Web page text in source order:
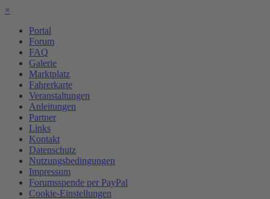
×
Portal
Forum
FAQ
Galerie
Marktplatz
Fahrerkarte
Veranstaltungen
Anleitungen
Partner
Links
Kontakt
Datenschutz
Nutzungsbedingungen
Impressum
Forumsspende per PayPal
Cookie-Einstellungen